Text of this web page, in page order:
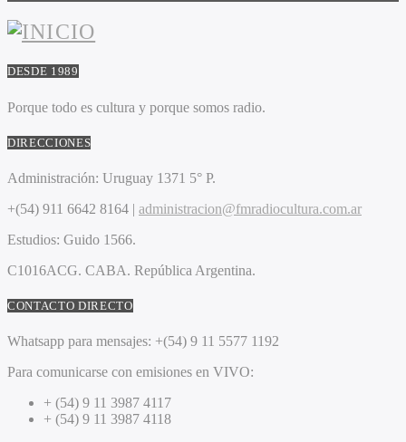
DESDE 1989
Porque todo es cultura y porque somos radio.
DIRECCIONES
Administración: Uruguay 1371 5° P.
+(54) 911 6642 8164 | administracion@fmradiocultura.com.ar
Estudios: Guido 1566.
C1016ACG. CABA. República Argentina.
CONTACTO DIRECTO
Whatsapp para mensajes: +(54) 9 11 5577 1192
Para comunicarse con emisiones en VIVO:
+ (54) 9 11 3987 4117
+ (54) 9 11 3987 4118